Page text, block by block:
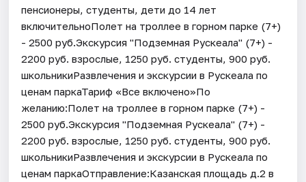
пенсионеры, студенты, дети до 14 лет
включительноПолет на троллее в горном парке (7+)
- 2500 руб.Экскурсия "Подземная Рускеала" (7+) -
2200 руб. взрослые, 1250 руб. студенты, 900 руб.
школьникиРазвлечения и экскурсии в Рускеала по
ценам паркаТариф «Все включено»По
желанию:Полет на троллее в горном парке (7+) -
2500 руб.Экскурсия "Подземная Рускеала" (7+) -
2200 руб. взрослые, 1250 руб. студенты, 900 руб.
школьникиРазвлечения и экскурсии в Рускеала по
ценам паркаОтправление:Казанская площадь д.2 в